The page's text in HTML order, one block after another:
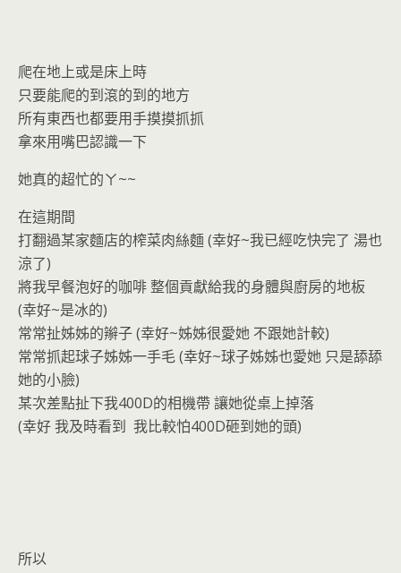
爬在地上或是床上時
只要能爬的到滾的到的地方
所有東西也都要用手摸摸抓抓
拿來用嘴巴認識一下
她真的超忙的ㄚ~~
在這期間
打翻過某家麵店的榨菜肉絲麵 (幸好~我已經吃快完了 湯也
涼了)
將我早餐泡好的咖啡 整個貢獻給我的身體與廚房的地板
(幸好~是冰的)
常常扯姊姊的辮子 (幸好~姊姊很愛她 不跟她計較)
常常抓起球子姊姊一手毛 (幸好~球子姊姊也愛她 只是舔舔
她的小臉)
某次差點扯下我400D的相機帶 讓她從桌上掉落
(幸好 我及時看到 我比較怕400D砸到她的頭)
所以